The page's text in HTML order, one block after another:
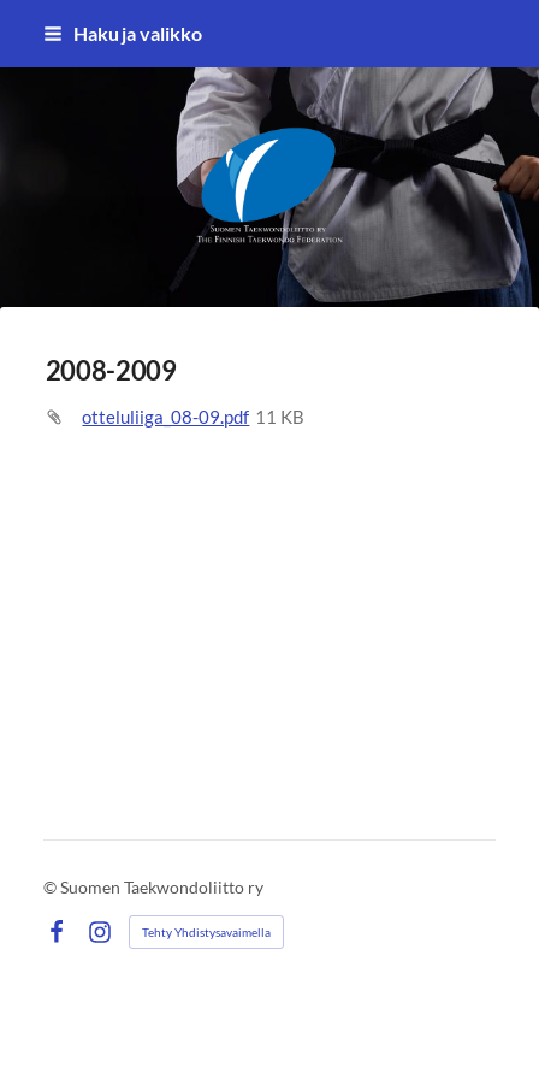
Siirry
Haku ja valikko
Suomen Taekwondoliitto ry
2008-2009
otteluliiga_08-09.pdf 11 KB
©Suomen Taekwondoliitto ry
Instagram
Tehty Yhdistysavaimella